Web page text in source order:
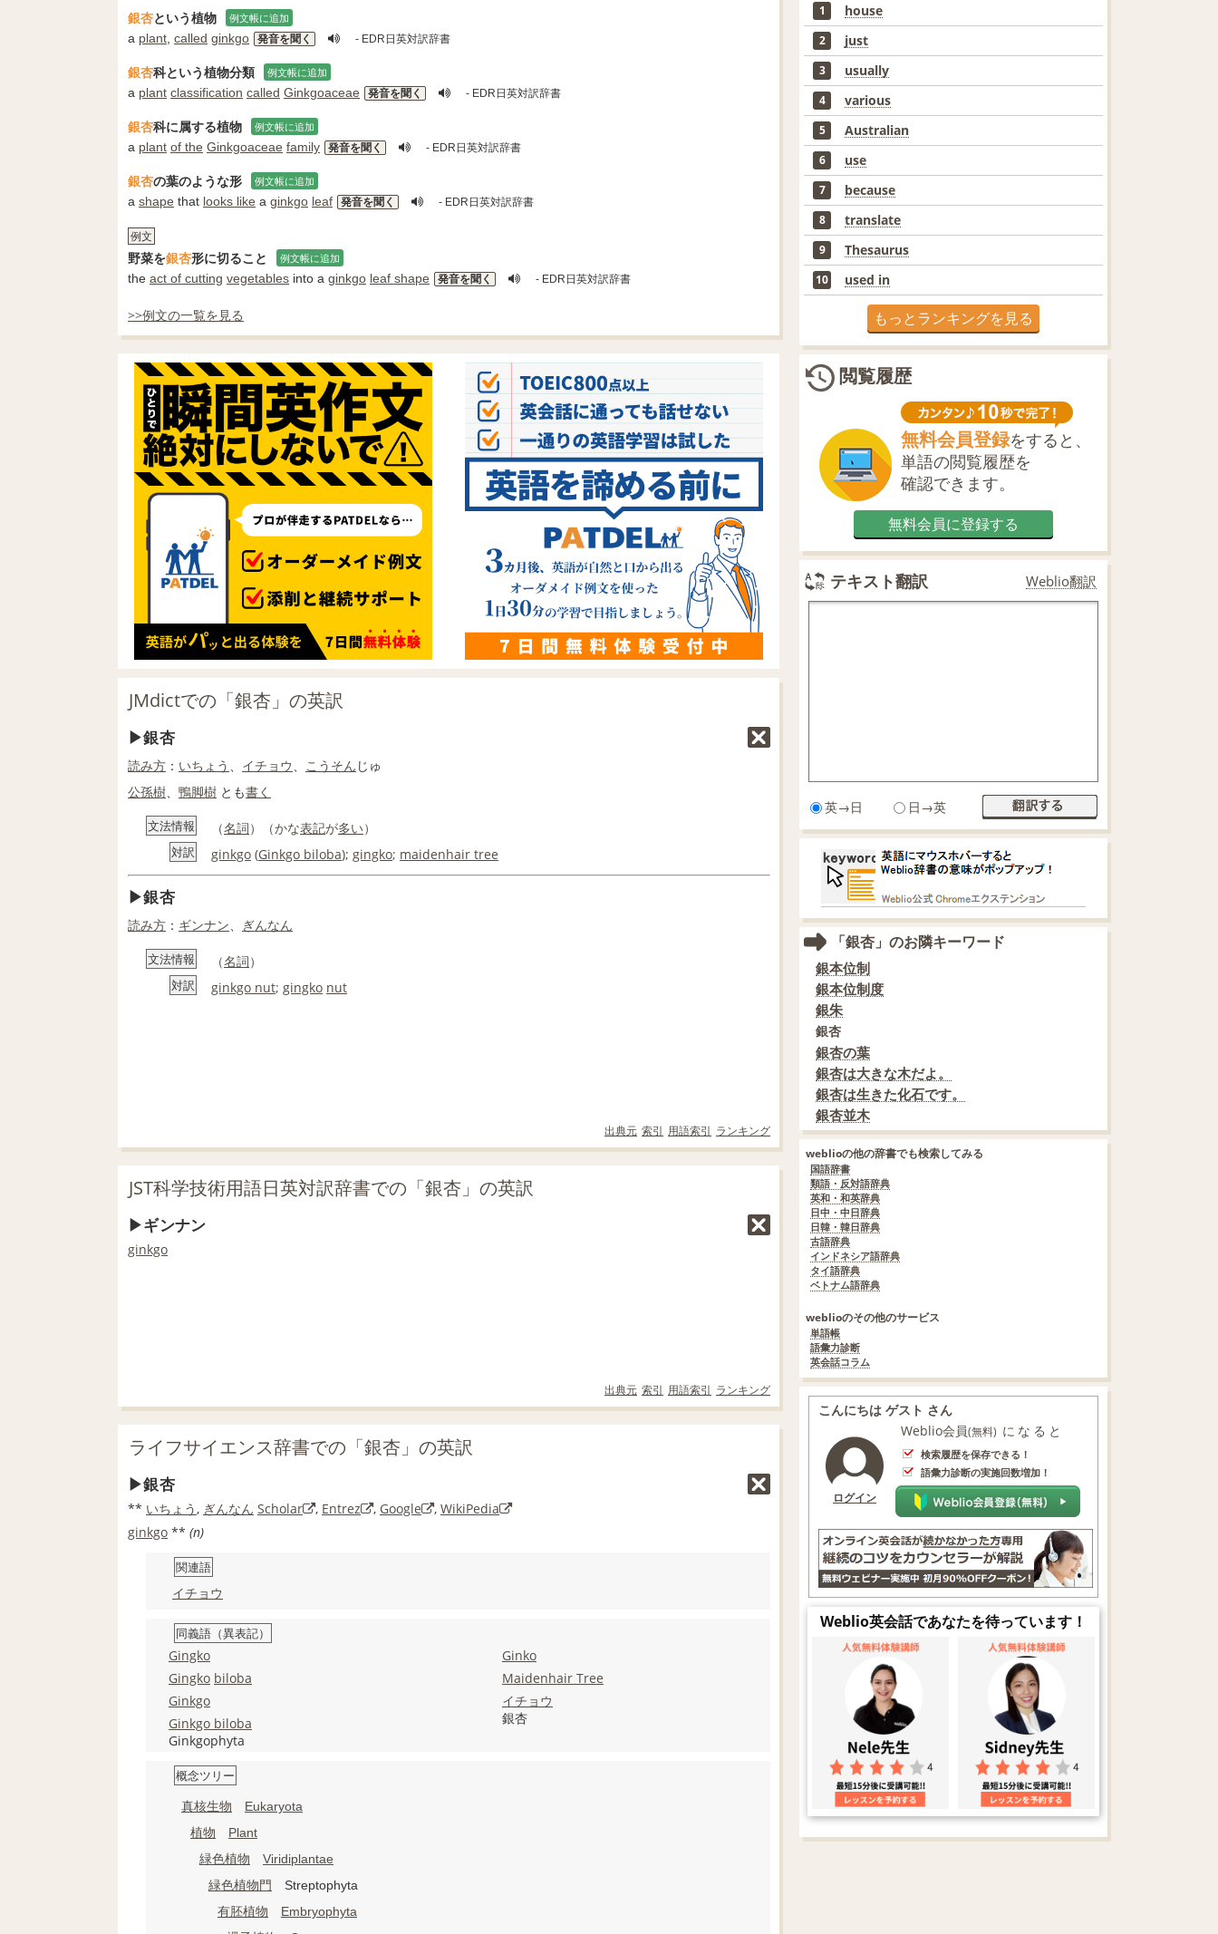
銀杏という植物 例文帳に追加
a plant called ginkgo 発音を聞く - EDR日英対訳辞書
銀杏科という植物分類 例文帳に追加
a plant classification called Ginkgoaceae 発音を聞く - EDR日英対訳辞書
銀杏科に属する植物 例文帳に追加
a plant of the Ginkgoaceae family 発音を聞く - EDR日英対訳辞書
銀杏の葉のような形 例文帳に追加
a shape that looks like a ginkgo leaf 発音を聞く - EDR日英対訳辞書
例文
野菜を銀杏形に切ること 例文帳に追加
the act of cutting vegetables into a ginkgo leaf shape 発音を聞く - EDR日英対訳辞書
>>例文の一覧を見る
JMdictでの「銀杏」の英訳
銀杏
読み方 ： いちょう 、 イチョウ、 こうそん じゅ
公孫樹、 鴨脚樹 とも書く
文法情報 （名詞）（かな表記が多い）
対訳 ginkgo (Ginkgo biloba); gingko; maidenhair tree
銀杏
読み方 ： ギンナン ぎんなん
文法情報 （名詞）
対訳 ginkgo nut; gingko nut
出典元 索引 用語索引 ランキング
JST科学技術用語日英対訳辞書での「銀杏」の英訳
ギンナン
ginkgo
出典元 索引 用語索引 ランキング
ライフサイエンス辞書での「銀杏」の英訳
銀杏
** いちょう , ぎんなん Scholar , Entrez , Google , WikiPedia
ginkgo ** (n)
関連語
イチョウ
同義語（異表記）
Gingko
Gingko biloba
Ginkgo
Ginkgo biloba
Ginkgophyta
Ginko
Maidenhair Tree
イチョウ
銀杏
概念ツリー
真核生物
Eukaryota
植物
Plant
緑色植物
Viridiplantae
緑色植物門 Streptophyta
有胚植物
Embryophyta
1 house
2 just
3 usually
4 various
5 Australian
6 use
7 because
8 translate
9 Thesaurus
10 used in
もっとランキングを見る
閲覧履歴
無料会員登録をすると、
単語の閲覧履歴を
確認できます。
無料会員に登録する
テキスト翻訳 Weblio翻訳
英→日 日→英
「銀杏」のお隣キーワード
銀本位制
銀本位制度
銀朱
銀杏
銀杏の葉
銀杏は大きな木だよ。
銀杏は生きた化石です。
銀杏並木
weblioの他の辞書でも検索してみる
国語辞書
類語・反対語辞典
英和・和英辞典
日中・中日辞典
日韓・韓日辞典
古語辞典
インドネシア語辞典
タイ語辞典
ベトナム語辞典
weblioのその他のサービス
単語帳
語彙力診断
英会話コラム
こんにちは ゲスト さん
ログイン
Weblio会員(無料) になると
検索履歴を保存できる！
語彙力診断の実施回数増加！
Weblio英会話であなたを待っています！